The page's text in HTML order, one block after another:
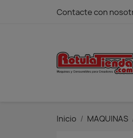
Contacte con
Inicio MAQUINAS